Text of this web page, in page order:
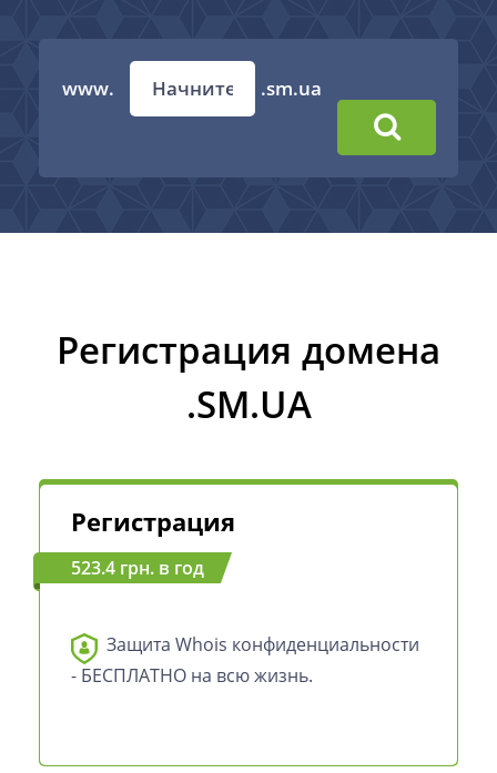
www. .sm.ua
Регистрация домена
.SM.UA
Регистрация
523.4 грн. в год
Защита Whois конфиденциальности
- БЕСПЛАТНО на всю жизнь.